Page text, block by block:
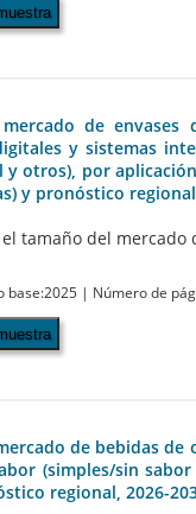
de
y sistemas
otros), por
y pronóstico
tamaño del
base:2025 | Número de
de bebidas
(simples/sin
regional, 2026-